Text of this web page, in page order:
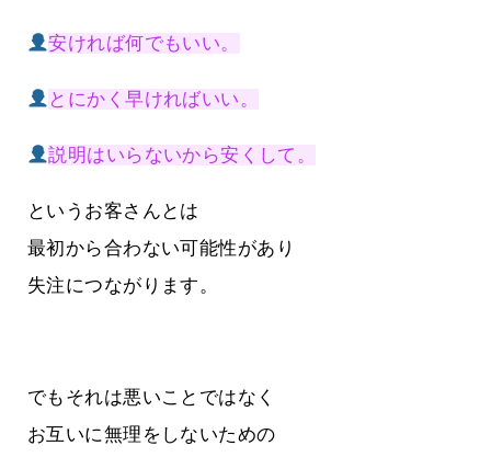
安ければ何でもいい。
とにかく早ければいい。
説明はいらないから安くして。
というお客さんとは
最初から合わない可能性があり
失注につながります。
でもそれは悪いことではなく
お互いに無理をしないための